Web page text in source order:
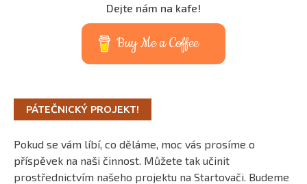
Dejte nám na kafe!
Buy Me a Coffee
PÁTEČNICKÝ PROJEKT!
Pokud se vám líbí, co děláme, moc vás prosíme o
příspěvek na naši činnost. Můžete tak učinit
prostřednictvím našeho projektu na Startovači. Budeme